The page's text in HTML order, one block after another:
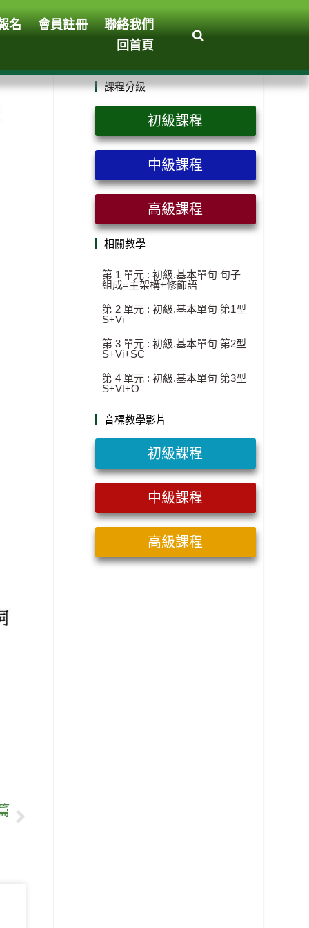
名 會員註冊
聯絡我們
回首頁
throughout the world engaged in different types of fish farming.
課程分級
初級課程
中級課程
高級課程
相關教學
第 1 單元 : 初級.基本單句 句子
組成=主架構+修飾語
第 2 單元 : 初級.基本單句 第1型
S+Vi
第 3 單元 : 初級.基本單句 第2型
S+Vi+SC
第 4 單元 : 初級.基本單句 第3型
S+Vt+O
音標教學影片
初級課程
中級課程
高級課程